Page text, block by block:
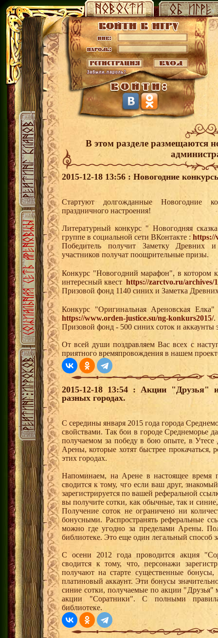
В этом разделе размещаются
2015-12-18 13:56 : Новогодние
Стартуют долгожданные Новогодние
праздничного настроения!
Литературный конкурс " Новогодняя
группе в социальной сети ВКонтакте : https://
Победитель получит Заметку Древних
участников получат поощрительные призы.
Конкурс "Новогодний марафон", в котором
интересный квест https://zarctvo.ru/archives/
Призовой фонд 1140 синих и Заметка
Конкурс "Оригинальная Ареновская
https://www.orden-justice.su/ng-konkurs2015/.
Призовой фонд - 500 синих соток и аккаунты
От всей души поздравляем Вас всех с
приятного времяпровождения в нашем
2015-12-18 13:54 : Акции
разных городах.
С середины января 2015 года города
свойствами. Так бои в городе Среднеморье
получаемом за победу в бою опыте, в
Арены, которые хотят быстрее прокачаться,
этих городах.
Напоминаем, на Арене в настоящее время
сводится к тому, что если ваш друг,
зарегистрируется по вашей реферальной
вы получите сотки, как обычные, так и
Получение соток не ограничено ни
бонусными. Распространять реферальные
можно где угодно за пределами Арены.
библиотеке. Это еще один легальный способ
С осени 2012 года проводится акция
сводится к тому, что, персонажи
получают на старте существенные
платиновый аккаунт. Эти бонусы
синие сотки, получаемые по акции "Друзья"
акции "Соратники". С полными
библиотеке.